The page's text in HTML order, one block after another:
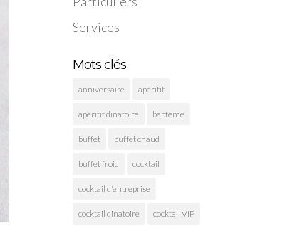
Services
Mots clés
anniversaire apéritif
apéritif dinatoire baptême
buffet buffet chaud
buffet froid cocktail
cocktail d'entreprise
cocktail dinatoire cocktail VIP